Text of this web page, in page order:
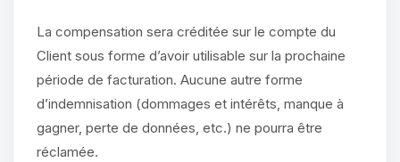
La compensation sera créditée sur le compte du
Client sous forme d’avoir utilisable sur la prochaine
période de facturation. Aucune autre forme
d’indemnisation (dommages et intérêts, manque à
gagner, perte de données, etc.) ne pourra être
réclamée.